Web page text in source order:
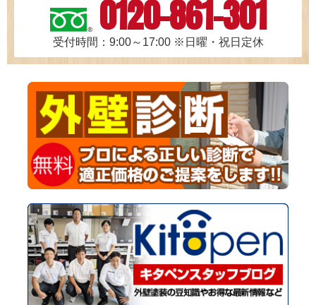
0120-861-301
受付時間：9:00～17:00 ※日曜・祝日定休